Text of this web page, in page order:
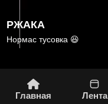
РЖАКА
Нормас тусовка 😆
Главная Лента